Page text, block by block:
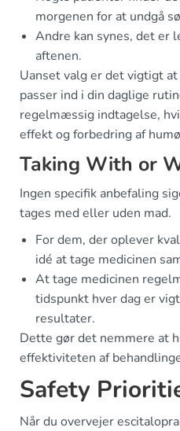
morgenen for at undgå
Andre kan synes, det er
aftenen.
Uanset valg er det vigtigt
passer ind i din daglige
regelmæssig indtagelse,
effekt og forbedring af
Taking With or
Ingen specifik anbefaling
tages med eller uden mad.
For dem, der oplever
idé at tage medicinen
At tage medicinen
tidspunkt hver dag er
resultater.
Dette gør det nemmere at
effektiviteten af
Safety
Når du overvejer